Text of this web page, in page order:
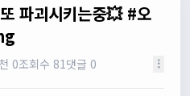
네요
파괴시키는중💥 #오
0조회수 81 댓글 0